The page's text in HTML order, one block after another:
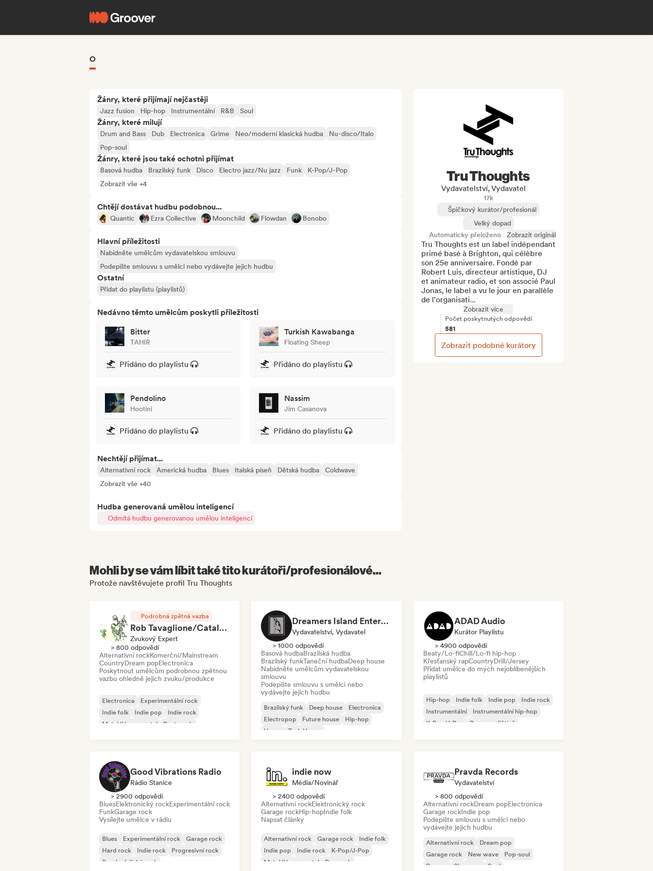
O
Žánry, které přijímají nejčastěji
Jazz fusion Hip-hop Instrumentální R&B Soul
Žánry, které milují
Drum and Bass Dub Electronica Grime Neo/moderní klasická hudba
Nu-disco/Italo
Pop-soul
Žánry, které jsou také ochotni přijímat
Basová hudba Brazilský funk Disco Electro jazz/Nu jazz Funk
K-Pop/J-Pop
Zobrazit vše +4
Chtějí dostávat hudbu podobnou...
Quantic Ezra Collective Moonchild Flowdan Bonobo
Hlavní příležitosti
Nabídněte umělcům vydavatelskou smlouvu
Podepište smlouvu s umělci nebo vydávejte jejich hudbu
Ostatní
Přidat do playlistu (playlistů)
Nedávno těmto umělcům poskytli příležitosti
Bitter
TAHIR
Přidáno do playlistu
Turkish Kawabanga
Floating Sheep
Přidáno do playlistu
Pendolino
Hootini
Přidáno do playlistu
Nassim
Jim Casanova
Přidáno do playlistu
Nechtějí přijímat...
Alternativní rock Americká hudba Blues Italská píseň Dětská hudba
Coldwave
Zobrazit vše +40
Hudba generovaná umělou inteligencí
Odmítá hudbu generovanou umělou inteligencí
Tru Thoughts
Vydavatelství, Vydavatel
17k
Špičkový kurátor/profesionál
Velký dopad
Automaticky přeloženo
Zobrazit originál
Tru Thoughts est un label indépendant
primé basé à Brighton, qui célèbre
son 25e anniversaire. Fondé par
Robert Luis, directeur artistique, DJ
et animateur radio, et son associé Paul
Jonas, le label a vu le jour en parallèle
de l'organisati...
Zobrazit více
Počet poskytnutých odpovědí
581
Zobrazit podobné kurátory
Mohli by se vám líbit také tito kurátoři/profesionálové...
Protože navštěvujete profil Tru Thoughts
Podrobná zpětná vazba
Rob Tavaglione/Catalyst Recording
Zvukový Expert
> 800 odpovědí
Alternativní rockKomerční/Mainstream
CountryDream popElectronica
Poskytnout umělcům podrobnou zpětnou
vazbu ohledně jejich zvuku/produkce
Electronica
Experimentální rock
Indie folk
Indie pop
Indie rock
Metal/Heavy metal
Post-punk
Dreamers Island Entertainment
Vydavatelství, Vydavatel
> 1000 odpovědí
Basová hudbaBrazilská hudba
Brazilský funkTaneční hudbaDeep house
Nabídněte umělcům vydavatelskou
smlouvu
Podepište smlouvu s umělci nebo
vydávejte jejich hudbu
Brazilský funk Deep house
Electronica
Electropop
Future house
Hip-hop
House
Tech House
ADAD Audio
Kurátor Playlistu
> 4900 odpovědí
Beaty/Lo-fiChill/Lo-fi hip-hop
Křesťanský rapCountryDrill/Jersey
Přidat umělce do mých nejoblíbenějších
playlistů
Hip-hop Indie folk Indie pop
Indie rock
Instrumentální
Instrumentální hip-hop
K-Pop/J-Pop
Rap v angličtině
Good Vibrations Radio
Rádio Stanice
> 2900 odpovědí
BluesElektronický rockExperimentální rock
FunkGarage rock
Vysílejte umělce v rádiu
Blues Experimentální rock
Garage rock
Hard rock
Indie rock
Progresivní rock
Psychedelický rock
indie now
Média/novinář
> 2400 odpovědí
Alternativní rockElektronický rock
Garage rockHip-hopIndie folk
Napsat články
Alternativní rock Garage rock
Indie folk
Indie pop
Indie rock
K-Pop/J-Pop
Metal/Heavy metal
Pop rock
Pravda Records
Vydavatelství
> 800 odpovědí
Alternativní rockDream popElectronica
Garage rockIndie pop
Podepište smlouvu s umělci nebo
vydávejte jejich hudbu
Alternativní rock
Dream pop
Garage rock
New wave
Pop-soul
Reggae
Shoegaze Soul